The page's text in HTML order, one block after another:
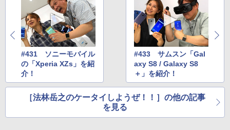
#431 ソニーモバイル
の「Xperia XZs」を紹
介！
#433 サムスン「Gal
axy S8 / Galaxy S8
＋」を紹介！
［法林岳之のケータイしようぜ！！］の他の記事
を見る